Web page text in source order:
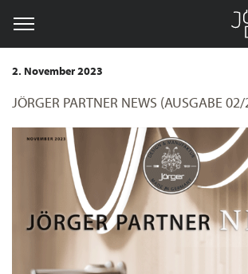
2. November 2023
JÖRGER PARTNER NEWS (AUSGABE